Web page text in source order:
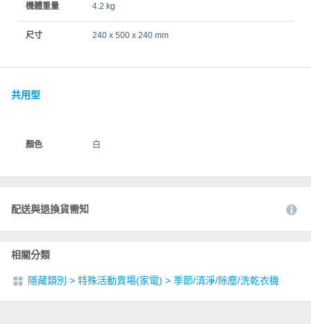
機體重量 4.2 kg
尺寸 240 x 500 x 240 mm
共用型
顏色 白
配送與退換貨需知
相關分類
隱藏類別 > 特殊活動賣場(家電) > 季節/清淨/除塵/洗乾衣機